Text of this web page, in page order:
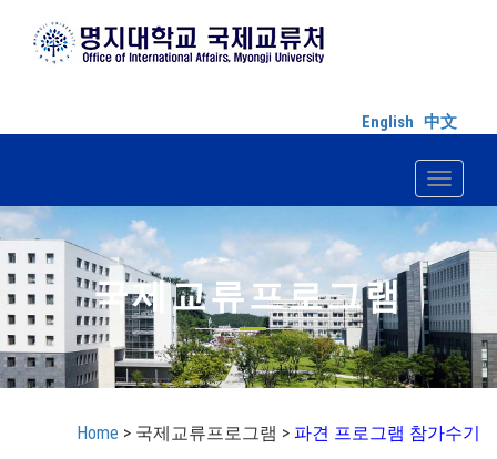
English 中文
Toggle
국제교류프로그램
Home > 국제교류프로그램 > 파견 프로그램 참가수기